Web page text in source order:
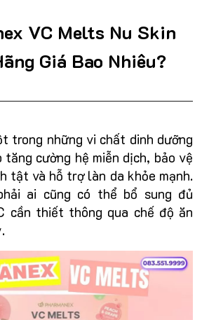
VC Melts Nu Skin
Giá Bao Nhiêu?
trong những vi chất dinh dưỡng
tăng cường hệ miễn dịch, bảo vệ
tật và hỗ trợ làn da khỏe mạnh.
ai cũng có thể bổ sung đủ
cần thiết thông qua chế độ ăn